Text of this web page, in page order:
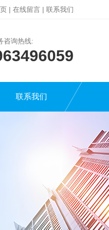
| 在线留言 | 联系我们
咨询热线:
联系我们